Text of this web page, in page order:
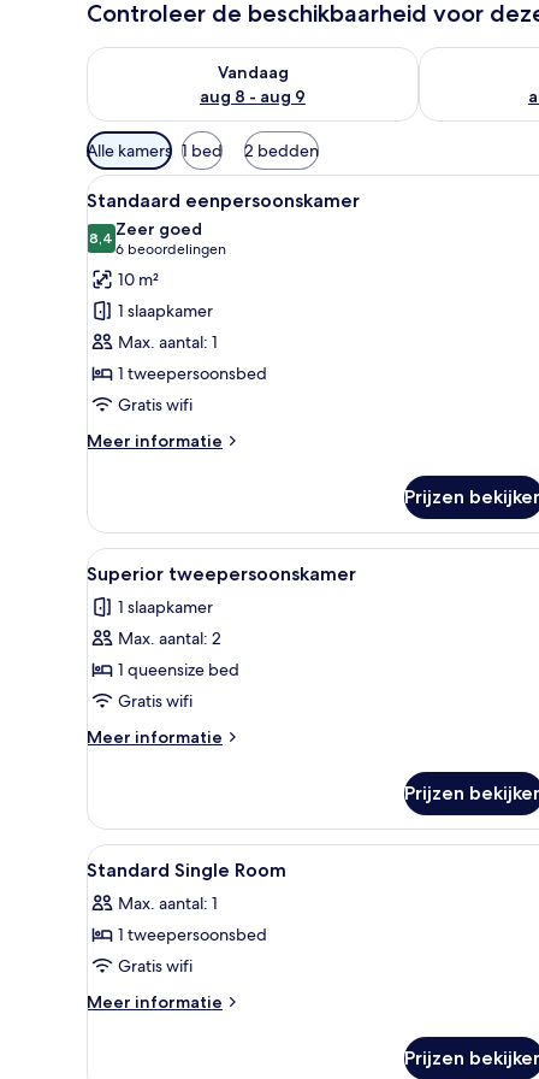
Controleer de beschikbaarheid voor
Vandaag
aug 8 - aug 9
De beschikbaarheid controleren voor vanavond aug
De
Beschikbare
filters
voor
kamers
Alle kamers 1 bed 2 bedden
Alle
foto's
voor
Standaard
eenpersoonskamer
laden
Een moderne badkamer met
4
Standaard eenpersoonskamer
8,48,4 van 10
Zeer goed
6 beoordelingen
(6
beoordelingen)
10 m²
1 slaapkamer
Max. aantal: 1
1 tweepersoonsbed
Gratis wifi
Meer informatie
Meer
eenpersoonskamer
Prijzen
Alle
foto's
voor
Superior
tweepersoonskamer
laden
Een hotelkamer met een
5
Superior tweepersoonskamer
1 slaapkamer
Max. aantal: 2
1 queensize bed
Gratis wifi
Meer informatie
Meer
tweepersoonskamer
Prijzen
Alle
foto's
voor
Standard
Single
Room
Een hotelkamer met een
6
Standard Single Room
Max. aantal: 1
1 tweepersoonsbed
Gratis wifi
Meer informatie
Meer
Prijzen